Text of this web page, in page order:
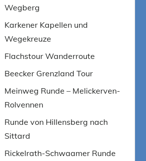
Wegberg
Karkener Kapellen und
Wegekreuze
Flachstour Wanderroute
Beecker Grenzland Tour
Meinweg Runde – Melickerven-
Rolvennen
Runde von Hillensberg nach
Sittard
Rickelrath-Schwaamer Runde